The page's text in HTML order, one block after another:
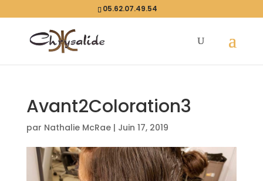
05.62.07.49.54
Avant2Coloration3
par Nathalie McRae| Juin 17, 2019